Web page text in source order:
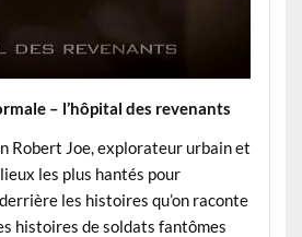
– l’hôpital des revenants
Robert Joe, explorateur urbain et
les plus hantés pour
les histoires qu’on raconte
histoires de soldats fantômes